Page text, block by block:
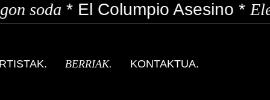
soda*El Columpio Asesino*
BERRIAK. KONTAKTUA.